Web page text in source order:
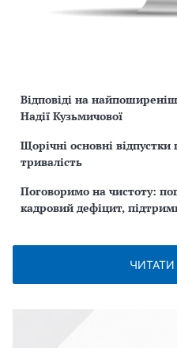
Відповіді на
Надії Кузьмичової
Щорічні основні
тривалість
Поговоримо на чистоту:
кадровий дефіцит,